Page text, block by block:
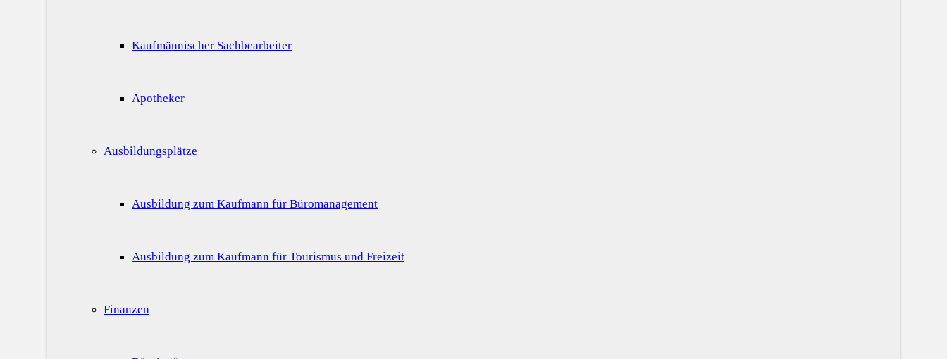
Kaufmännischer Sachbearbeiter
Apotheker
Ausbildungsplätze
Ausbildung zum Kaufmann für Büromanagement
Ausbildung zum Kaufmann für Tourismus und Freizeit
Finanzen